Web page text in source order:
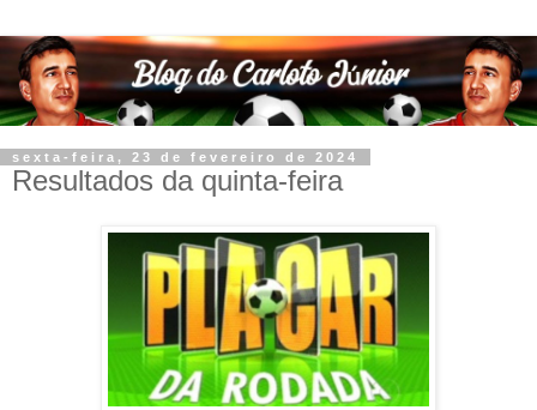
sexta-feira, 23 de fevereiro de 2024
Resultados da quinta-feira